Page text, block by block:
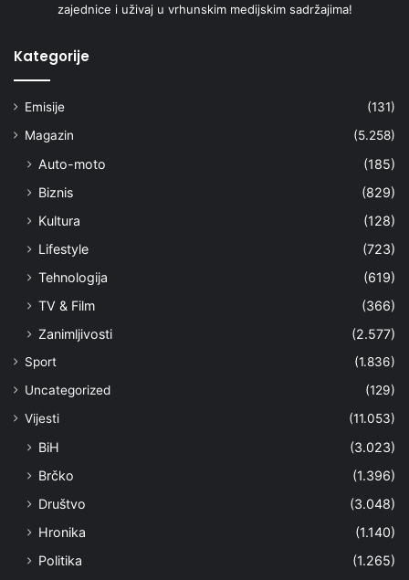
zajednice i uživaj u vrhunskim medijskim sadržajima!
Kategorije
Emisije
(131)
Magazin
(5.258)
Auto-moto
(185)
Biznis
(829)
Kultura
(128)
Lifestyle
(723)
Tehnologija
(619)
TV & Film
(366)
Zanimljivosti
(2.577)
Sport
(1.836)
Uncategorized
(129)
Vijesti
(11.053)
BiH
(3.023)
Brčko
(1.396)
Društvo
(3.048)
Hronika
(1.140)
Politika
(1.265)